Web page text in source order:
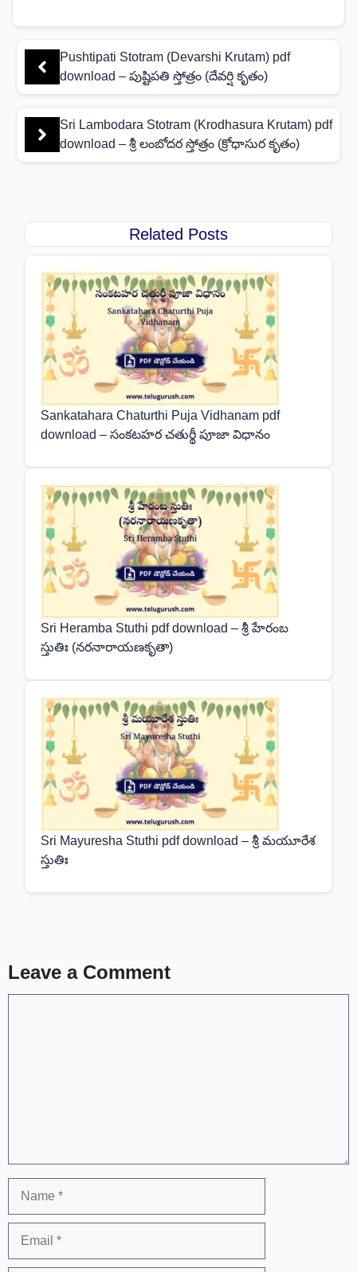
Pushtipati Stotram (Devarshi Krutam) pdf
download – పుష్టిపతి స్తోత్రం (దేవర్షి కృతం)
Sri Lambodara Stotram (Krodhasura Krutam) pdf
download – శ్రీ లంబోదర స్తోత్రం (క్రోధాసుర కృతం)
Related Posts
Sankatahara Chaturthi Puja Vidhanam pdf
download – సంకటహర చతుర్థీ పూజా విధానం
Sri Heramba Stuthi pdf download – శ్రీ హేరంబ
స్తుతిః (నరనారాయణకృతా)
Sri Mayuresha Stuthi pdf download – శ్రీ మయూరేశ
స్తుతిః
Leave a Comment